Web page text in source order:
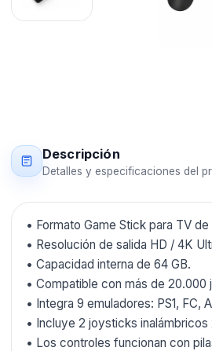
Descripción
Detalles y especificaciones del
• Formato Game Stick para TV
• Resolución de salida HD / 4K
• Capacidad interna de 64 GB.
• Compatible con más de
• Integra 9 emuladores: PS1, FC,
• Incluye 2 joysticks inalámbricos
• Los controles funcionan con